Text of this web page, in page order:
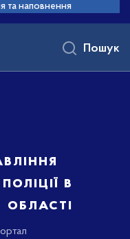
та наповнення
в
області
Пошук